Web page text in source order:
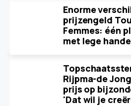
Enorme
prijzengeld
Femmes: één
met lege
Rijpma-de
prijs op
'Dat wil je